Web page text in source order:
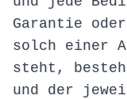
Garantie
solch einer
steht,
und der